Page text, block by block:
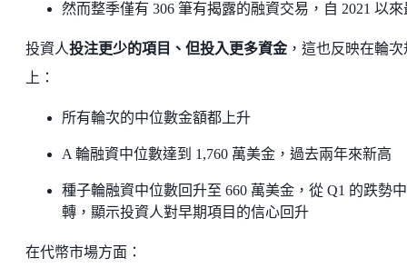
然而整季僅有 306 筆有揭露的融資交易，自 2021 以來
投資人投注更少的項目、但投入更多資金，這也反映在輪次
上：
所有輪次的中位數金額都上升
A 輪融資中位數達到 1,760 萬美金，過去兩年來新高
種子輪融資中位數回升至 660 萬美金，從 Q1 的跌勢
轉，顯示投資人對早期項目的信心回升
在代幣市場方面：